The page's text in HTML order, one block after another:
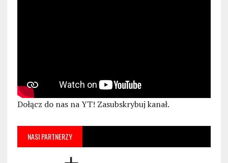
Dołącz do nas na YT! Zasubskrybuj kanał.
NASI PARTNERZY